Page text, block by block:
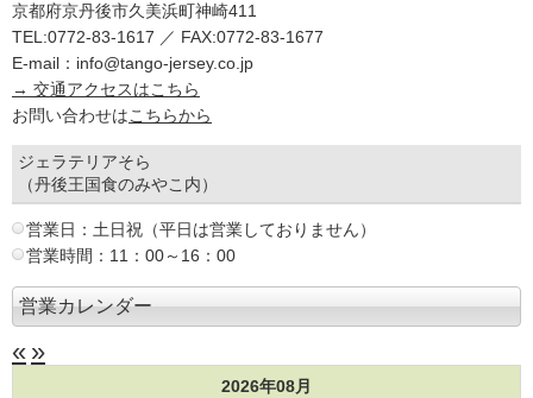
京都府京丹後市久美浜町神崎411
TEL:0772-83-1617 ／ FAX:0772-83-1677
E-mail：info@tango-jersey.co.jp
→ 交通アクセスはこちら
お問い合わせはこちらから
ジェラテリアそら
（丹後王国食のみやこ内）
営業日：土日祝（平日は営業しておりません）
営業時間：11：00～16：00
営業カレンダー
« »
2026年08月